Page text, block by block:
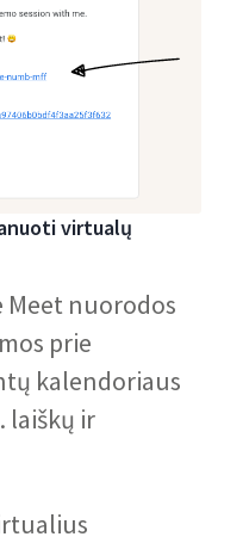
virtualų
Meet nuorodos
prie
kalendoriaus
laiškų ir